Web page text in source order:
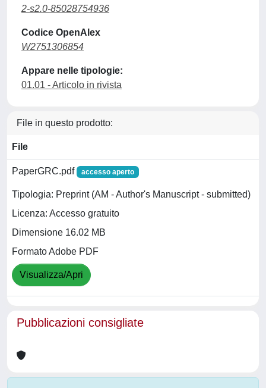
2-s2.0-85028754936
Codice OpenAlex
W2751306854
Appare nelle tipologie:
01.01 - Articolo in rivista
File in questo prodotto:
File
PaperGRC.pdf accesso aperto
Tipologia: Preprint (AM - Author's Manuscript - submitted)
Licenza: Accesso gratuito
Dimensione 16.02 MB
Formato Adobe PDF
Visualizza/Apri
Pubblicazioni consigliate